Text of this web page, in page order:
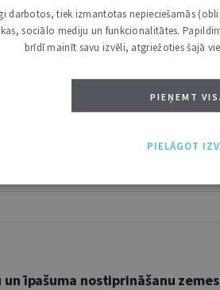
īpašuma nostiprināšanu
darbotos, tiek izmantotas nepieciešamās
sociālo mediju un funkcionalitātes.
brīdī mainīt savu izvēli, atgriežoties šajā
PIEŅEMT
PIELĀGOT